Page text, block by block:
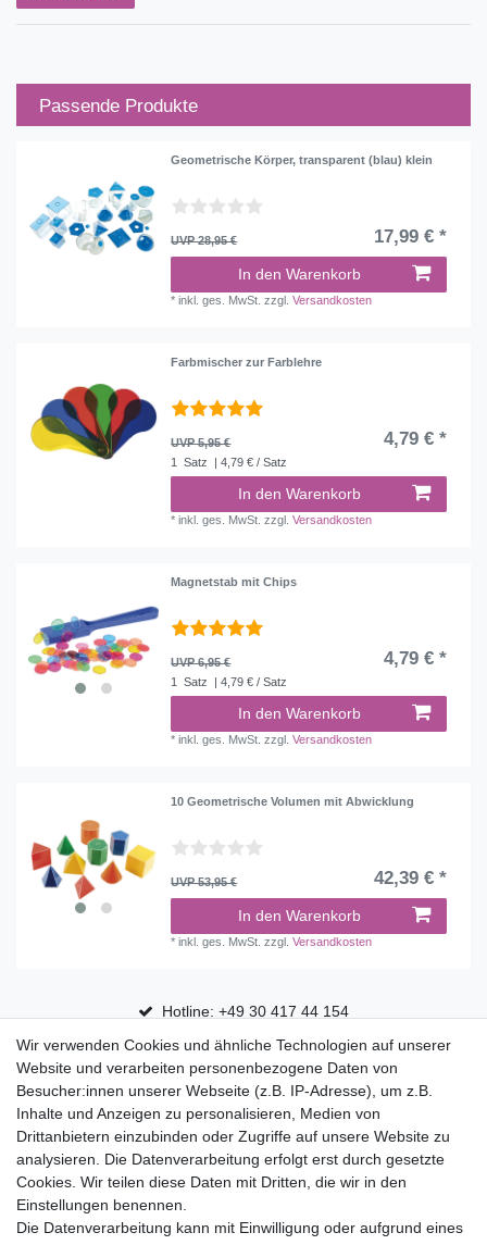
Passende Produkte
Geometrische Körper, transparent (blau) klein
UVP 28,95 € 17,99 € *
In den Warenkorb
*inkl. ges. MwSt. zzgl.Versandkosten
Farbmischer zur Farblehre
UVP 5,95 € 4,79 € *
1 Satz | 4,79 € / Satz
In den Warenkorb
*inkl. ges. MwSt. zzgl.Versandkosten
Magnetstab mit Chips
UVP 6,95 € 4,79 € *
1 Satz | 4,79 € / Satz
In den Warenkorb
*inkl. ges. MwSt. zzgl.Versandkosten
10 Geometrische Volumen mit Abwicklung
UVP 53,95 € 42,39 € *
In den Warenkorb
*inkl. ges. MwSt. zzgl.Versandkosten
Hotline: +49 30 417 44 154
30 Tage Rückgaberecht
Versandfrei ab 75 € in Deutschland
Top Marken
Eduplay
Folia Bringmann
Wir verwenden Cookies und ähnliche Technologien auf unserer
Website und verarbeiten personenbezogene Daten von
Besucher:innen unserer Webseite (z.B. IP-Adresse), um z.B.
Inhalte und Anzeigen zu personalisieren, Medien von
Drittanbietern einzubinden oder Zugriffe auf unsere Website zu
analysieren. Die Datenverarbeitung erfolgt erst durch gesetzte
Cookies. Wir teilen diese Daten mit Dritten, die wir in den
Einstellungen benennen.
Die Datenverarbeitung kann mit Einwilligung oder aufgrund eines